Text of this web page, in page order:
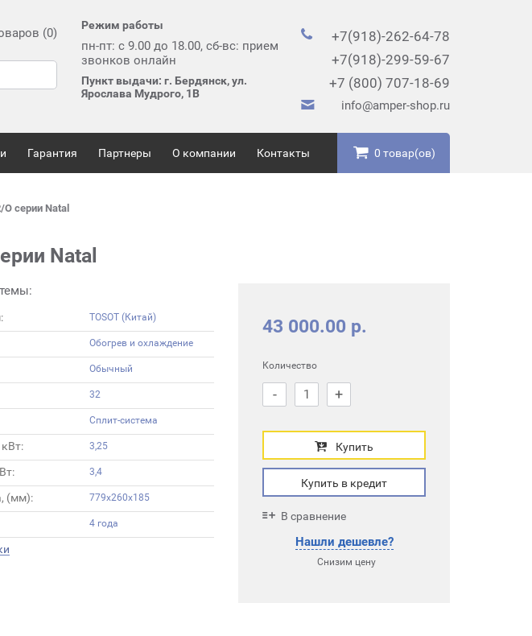
(0)
Режим работы
пн-пт: с 9.00 до 18.00, сб-вс: прием
звонков онлайн
Пункт выдачи: г. Бердянск, ул.
Ярослава Мудрого, 1В
+7(918)-262-64-78
+7(918)-299-59-67
+7 (800) 707-18-69
info@amper-shop.ru
Гарантия Партнеры О компании Контакты 0 товар(ов)
серии Natal
Natal
TOSOT (Китай)
Обогрев и охлаждение
Обычный
32
Сплит-система
3,25
3,4
(мм): 779x260x185
4 года
43 000.00 р.
Количество
- +
Купить
Купить в кредит
В сравнение
Нашли дешевле?
Снизим цену